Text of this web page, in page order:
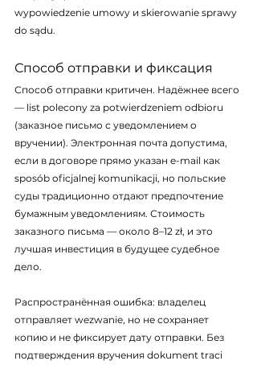
wypowiedzenie umowy и skierowanie sprawy
do sądu.
Способ отправки и фиксация
Способ отправки критичен. Надёжнее всего
— list polecony za potwierdzeniem odbioru
(заказное письмо с уведомлением о
вручении). Электронная почта допустима,
если в договоре прямо указан e-mail как
sposób oficjalnej komunikacji, но польские
суды традиционно отдают предпочтение
бумажным уведомлениям. Стоимость
заказного письма — около 8–12 zł, и это
лучшая инвестиция в будущее судебное
дело.
Распространённая ошибка: владелец
отправляет wezwanie, но не сохраняет
копию и не фиксирует дату отправки. Без
подтверждения вручения dokument traci